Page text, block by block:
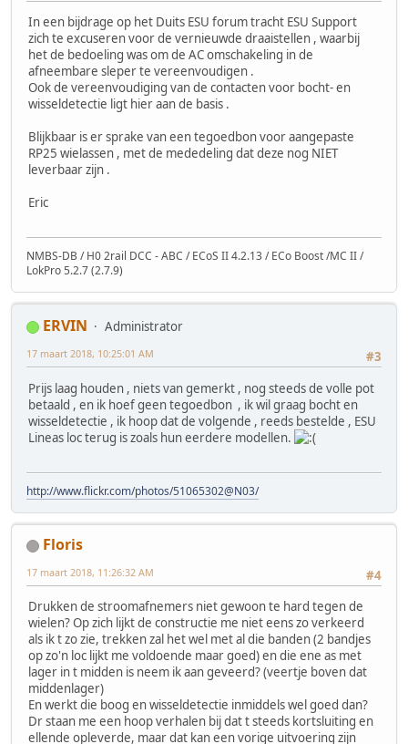
In een bijdrage op het Duits ESU forum tracht ESU Support
zich te excuseren voor de vernieuwde draaistellen , waarbij
het de bedoeling was om de AC omschakeling in de
afneembare sleper te vereenvoudigen .
Ook de vereenvoudiging van de contacten voor bocht- en
wisseldetectie ligt hier aan de basis .
Blijkbaar is er sprake van een tegoedbon voor aangepaste
RP25 wielassen , met de mededeling dat deze nog NIET
leverbaar zijn .
Eric
NMBS-DB / H0 2rail DCC - ABC / ECoS II 4.2.13 / ECo Boost /MC II /
LokPro 5.2.7 (2.7.9)
ERVIN
Administrator
#3
17 maart 2018, 10:25:01 AM
Prijs laag houden , niets van gemerkt , nog steeds de volle pot
betaald , en ik hoef geen tegoedbon , ik wil graag bocht en
wisseldetectie , ik hoop dat de volgende , reeds bestelde , ESU
Lineas loc terug is zoals hun eerdere modellen.
http://www.flickr.com/photos/51065302@N03/
Floris
#4
17 maart 2018, 11:26:32 AM
Drukken de stroomafnemers niet gewoon te hard tegen de
wielen? Op zich lijkt de constructie me niet eens zo verkeerd
als ik t zo zie, trekken zal het wel met al die banden (2 bandjes
op zo'n loc lijkt me voldoende maar goed) en die ene as met
lager in t midden is neem ik aan geveerd? (veertje boven dat
middenlager)
En werkt die boog en wisseldetectie inmiddels wel goed dan?
Dr staan me een hoop verhalen bij dat t steeds kortsluiting en
ellende opleverde, maar dat kan een vorige uitvoering zijn